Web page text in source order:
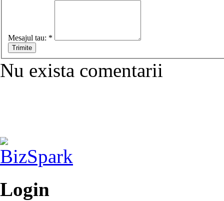
Mesajul tau: *
Nu exista comentarii
Login